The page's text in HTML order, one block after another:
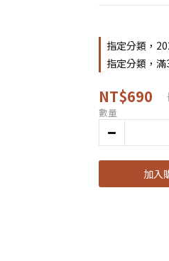
指定分類，
指定分類，
NT$690
數量
加入